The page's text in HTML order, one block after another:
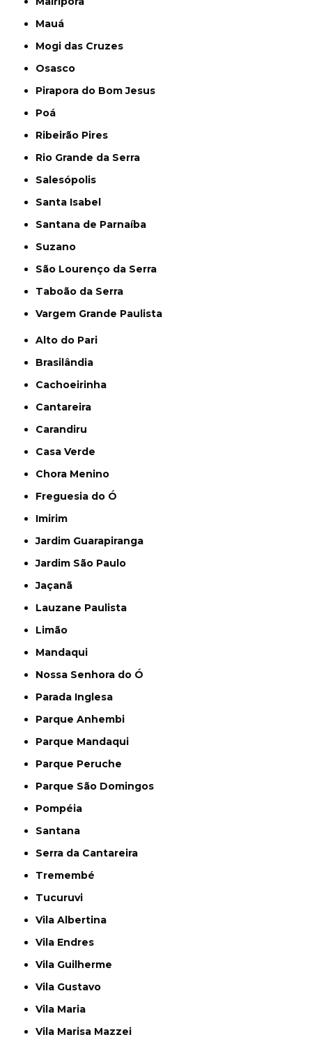
Mauá
Mogi das Cruzes
Osasco
Pirapora do Bom Jesus
Poá
Ribeirão Pires
Rio Grande da Serra
Salesópolis
Santa Isabel
Santana de Parnaíba
Suzano
São Lourenço da Serra
Taboão da Serra
Vargem Grande Paulista
Alto do Pari
Brasilândia
Cachoeirinha
Cantareira
Carandiru
Casa Verde
Chora Menino
Freguesia do Ó
Imirim
Jardim Guarapiranga
Jardim São Paulo
Jaçanã
Lauzane Paulista
Limão
Mandaqui
Nossa Senhora do Ó
Parada Inglesa
Parque Anhembi
Parque Mandaqui
Parque Peruche
Parque São Domingos
Pompéia
Santana
Serra da Cantareira
Tremembé
Tucuruvi
Vila Albertina
Vila Endres
Vila Guilherme
Vila Gustavo
Vila Maria
Vila Marisa Mazzei